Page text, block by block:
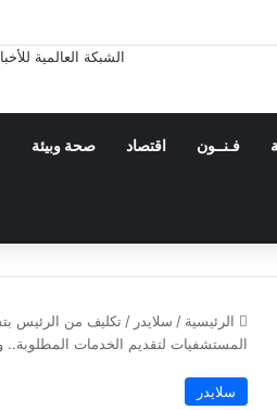
قشم ناجم عن التصدى لأهداف معادية
فـنــون اقتصاد صحة وبيئة
الرئيسية / سلايدر / تكليف من الرئيس
المستشفيات لتقديم الخدمات
سلايدر